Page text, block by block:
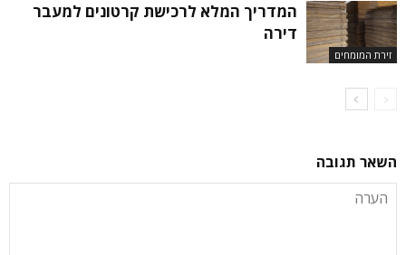
זירת המומחים
המדריך המלא לרכישת קרטונים למעבר
דירה
השאר תגובה